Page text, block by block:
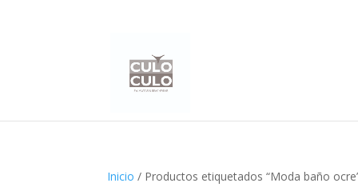
Inicio / Productos etiquetados “Moda baño